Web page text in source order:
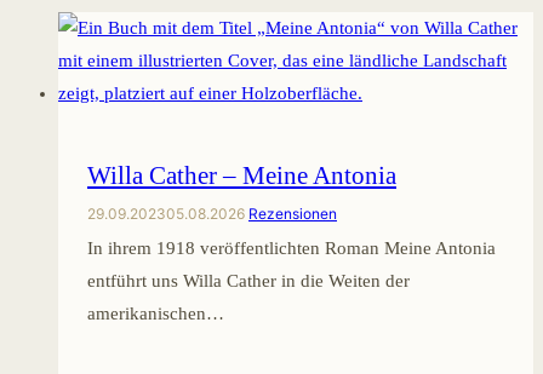
Willa Cather – Meine Antonia
29.09.202305.08.2026 Rezensionen
In ihrem 1918 veröffentlichten Roman Meine Antonia
entführt uns Willa Cather in die Weiten der
amerikanischen…